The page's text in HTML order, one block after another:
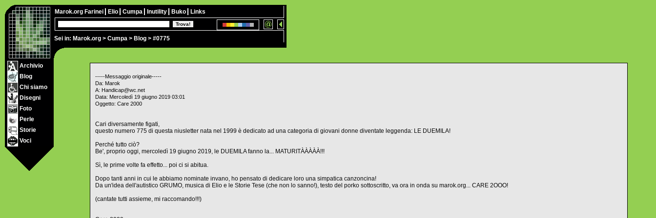
Sei in: Marok.org > Cumpa > Blog > #0775
Marok.org Farinei Elio Cumpa Inutility Buko Links
Archivio
Blog
Chi siamo
Disegni
Foto
Perle
Storie
Voci
-----Messaggio originale-----
Da: Marok
A: Handicap@wc.net
Data: Mercoledì 19 giugno 2019 03:01
Oggetto: Care 2000
Cari diversamente figati,
questo numero 775 di questa niusletter nata nel 1999 è dedicato ad una categoria di giovani donne diventate leggenda: LE DUEMILA!
Perché tutto ciò?
Be', proprio oggi, mercoledì 19 giugno 2019, le DUEMILA fanno la... MATURITÀÀÀÀÀ!!!
Sì, le prime volte fa effetto... poi ci si abitua.
Dopo tanti anni in cui le abbiamo nominate invano, ho pensato di dedicare loro una simpatica canzoncina!
Da un'idea dell'autistico GRUMO, musica di Elio e le Storie Tese (che non lo sanno!), testo del porko sottoscritto, va ora in onda su marok.org... CARE 2OOO!
(cantate tutti assieme, mi raccomando!!!)